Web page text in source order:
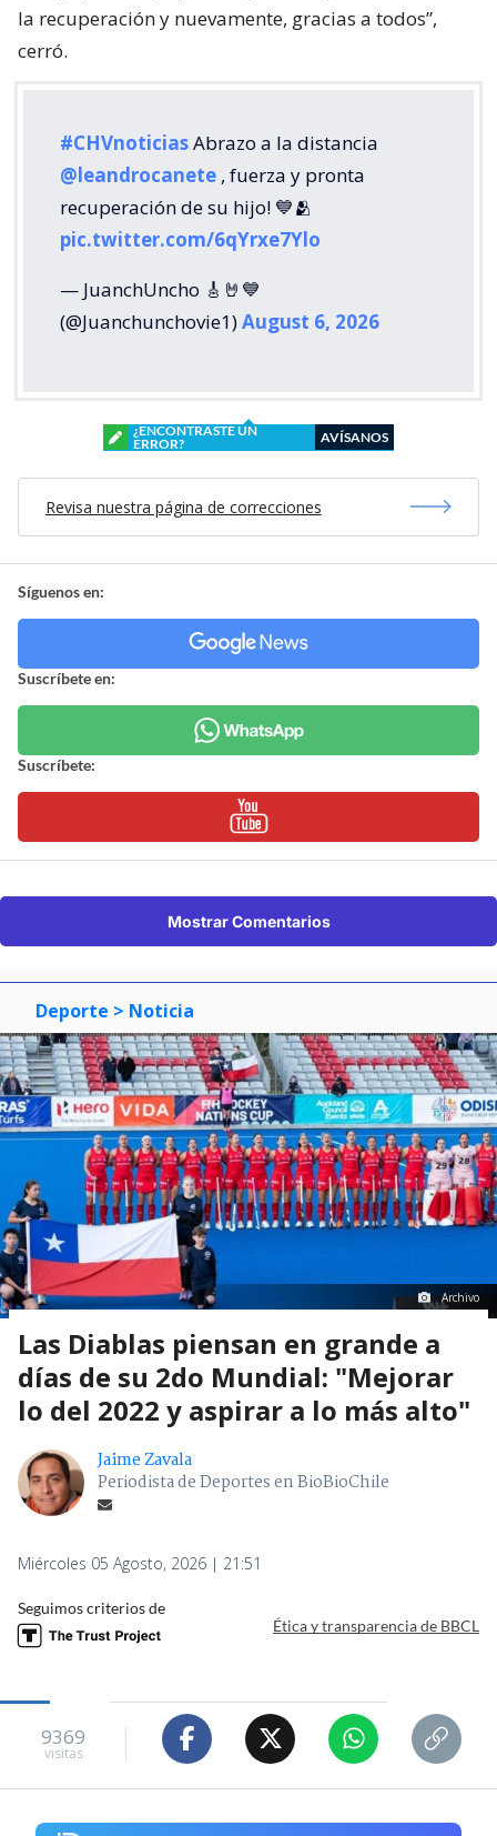
la recuperación y nuevamente, gracias a todos”,
cerró.
#CHVnoticiasAbrazo a la distancia
@leandrocanete , fuerza y pronta
recuperación de su hijo! 💙🫂
pic.twitter.com/6qYrxe7Ylo
— JuanchUncho 🎸🤘💙
(@Juanchunchovie1)August 6, 2026
¿ENCONTRASTE UN
ERROR?
AVÍSANOS
Revisa nuestra página de correcciones
Síguenos en:
Suscríbete en:
Suscríbete:
Mostrar Comentarios
Deporte > Noticia
Archivo
Las Diablas piensan en grande a
días de su 2do Mundial: "Mejorar
lo del 2022 y aspirar a lo más alto"
Jaime Zavala
Periodista de Deportes en BioBioChile
Miércoles 05 Agosto, 2026 | 21:51
Seguimos criterios de
Ética y transparencia de BBCL
9369
visitas